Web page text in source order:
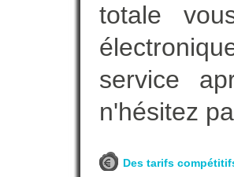
totale
service
n'hésitez
Des tarifs